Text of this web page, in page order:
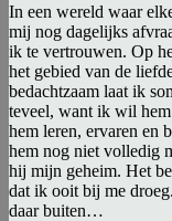
In een wereld waar
mij nog dagelijks
ik te vertrouwen. Op
het gebied van de
bedachtzaam laat ik
teveel, want ik wil
hem leren, ervaren en
hem nog niet volledig
hij mijn geheim. Het
dat ik ooit bij me
daar buiten…